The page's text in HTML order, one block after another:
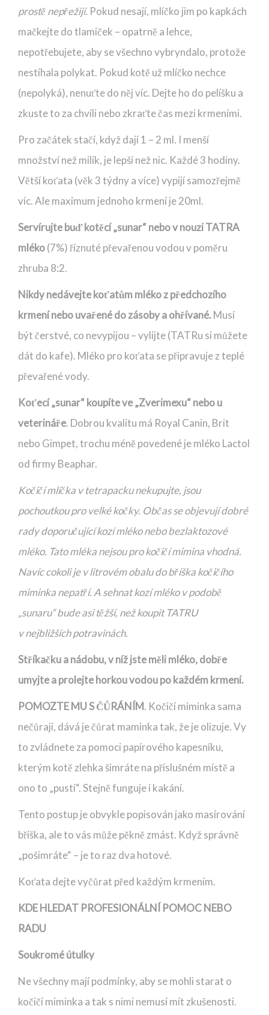
prostě nepřežijí. Pokud nesají, mlíčko jim po kapkách
mačkejte do tlamiček – opatrně a lehce,
nepotřebujete, aby se všechno vybryndalo, protože
nestíhala polykat. Pokud kotě už mlíčko nechce
(nepolyká), nenuťte do něj víc. Dejte ho do pelíšku a
zkuste to za chvíli nebo zkraťte čas mezi krmeními.
Pro začátek stačí, když dají 1 – 2 ml. I menší
množství než milík, je lepší než nic. Každé 3 hodiny.
Větší koťata (věk 3 týdny a více) vypijí samozřejmě
víc. Ale maximum jednoho krmení je 20ml.
Servírujte buď kotěcí „sunar“ nebo v nouzi TATRA
mléko(7%) říznuté převařenou vodou v poměru
zhruba 8:2.
Nikdy nedávejte koťatům mléko z předchozího
krmení nebo uvařené do zásoby a ohřívané.Musí
být čerstvé, co nevypijou – vylijte (TATRu si můžete
dát do kafe). Mléko pro koťata se připravuje z teplé
převařené vody.
Koťecí „sunar“ koupíte ve „Zverimexu“ nebo u
veterináře. Dobrou kvalitu má Royal Canin, Brit
nebo Gimpet, trochu méně povedené je mléko Lactol
od firmy Beaphar.
Kočičí mlíčka v tetrapacku nekupujte, jsou
pochoutkou pro velké kočky. Občas se objevují dobré
rady doporučující kozí mléko nebo bezlaktozové
mléko. Tato mléka nejsou pro kočičí mimina vhodná.
Navíc cokoli je v litrovém obalu do bříška kočičího
miminka nepatří. A sehnat kozí mléko v podobě
„sunaru“ bude asi těžší, než koupit TATRU
v nejbližších potravinách.
Stříkačku a nádobu, v níž jste měli mléko, dobře
umyjte a prolejte horkou vodou po každém krmení.
POMOZTE MU S ČŮRÁNÍM. Kočičí miminka sama
nečůrají, dává je čůrat maminka tak, že je olizuje. Vy
to zvládnete za pomoci papírového kapesníku,
kterým kotě zlehka šimráte na příslušném místě a
ono to „pustí“. Stejně funguje i kakání.
Tento postup je obvykle popisován jako masírování
bříška, ale to vás může pěkně zmást. Když správně
„pošimráte“ – je to raz dva hotové.
Koťata dejte vyčůrat před každým krmením.
KDE HLEDAT PROFESIONÁLNÍ POMOC NEBO
RADU
Soukromé útulky
Ne všechny mají podmínky, aby se mohli starat o
kočičí miminka a tak s nimi nemusí mít zkušenosti.